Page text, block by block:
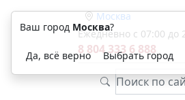
Москва
Ежедневно с 07:00 до
8 804 333 6 888
Ваш город Москва?
Да, всё верно Выбрать город